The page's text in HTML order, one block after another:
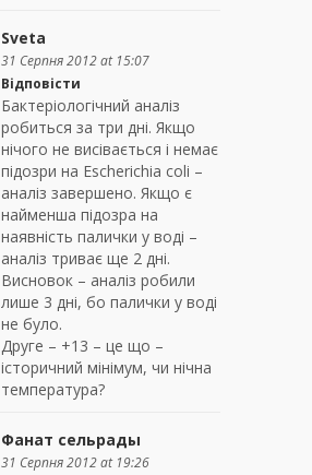
Sveta
31 Серпня 2012 at 15:07
Відповісти
Бактеріологічний аналіз
робиться за три дні. Якщо
нічого не висівається і немає
підозри на Escherichia coli –
аналіз завершено. Якщо є
найменша підозра на
наявність палички у воді –
аналіз триває ще 2 дні.
Висновок – аналіз робили
лише 3 дні, бо палички у воді
не було.
Друге – +13 – це що –
історичний мінімум, чи нічна
температура?
Фанат сельрады
31 Серпня 2012 at 19:26